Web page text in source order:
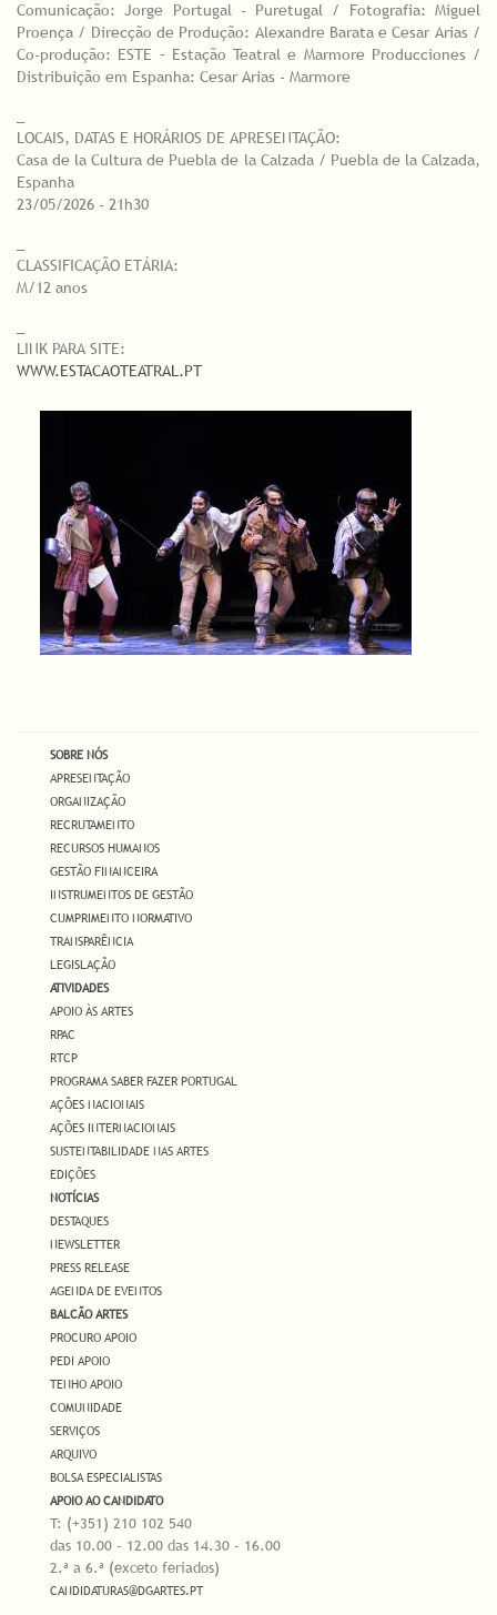
Comunicação: Jorge Portugal - Puretugal / Fotografia: Miguel
Proença / Direcção de Produção: Alexandre Barata e Cesar Arias /
Co-produção: ESTE – Estação Teatral e Marmore Producciones /
Distribuição em Espanha: Cesar Arias - Marmore
LOCAIS, DATAS E HORÁRIOS DE APRESENTAÇÃO:
Casa de la Cultura de Puebla de la Calzada / Puebla de la Calzada,
Espanha
23/05/2026 - 21h30
CLASSIFICAÇÃO ETÁRIA:
M/12 anos
LINK PARA SITE:
WWW.ESTACAOTEATRAL.PT
SOBRE NÓS
APRESENTAÇÃO
ORGANIZAÇÃO
RECRUTAMENTO
RECURSOS HUMANOS
GESTÃO FINANCEIRA
INSTRUMENTOS DE GESTÃO
CUMPRIMENTO NORMATIVO
TRANSPARÊNCIA
LEGISLAÇÃO
ATIVIDADES
APOIO ÀS ARTES
RPAC
RTCP
PROGRAMA SABER FAZER PORTUGAL
AÇÕES NACIONAIS
AÇÕES INTERNACIONAIS
SUSTENTABILIDADE NAS ARTES
EDIÇÕES
NOTÍCIAS
DESTAQUES
NEWSLETTER
PRESS RELEASE
AGENDA DE EVENTOS
BALCÃO ARTES
PROCURO APOIO
PEDI APOIO
TENHO APOIO
COMUNIDADE
SERVIÇOS
ARQUIVO
BOLSA ESPECIALISTAS
APOIO AO CANDIDATO
T: (+351) 210 102 540
das 10.00 - 12.00 das 14.30 - 16.00
2.ª a 6.ª (exceto feriados)
CANDIDATURAS@DGARTES.PT